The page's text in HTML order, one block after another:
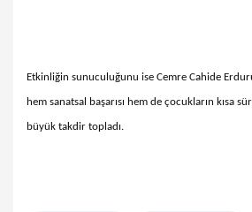
Etkinliğin sunuculuğunu ise Cemre Cahide
hem sanatsal başarısı hem de çocukların kısa
büyük takdir topladı.